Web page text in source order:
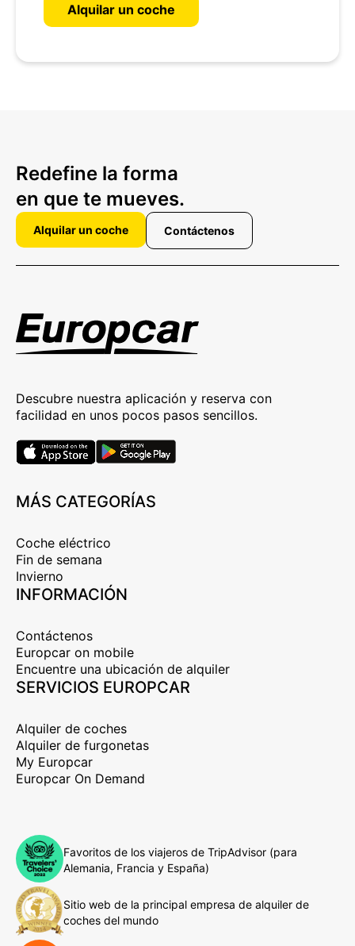
Alquilar un coche
Redefine la forma
en que te mueves.
Alquilar un coche Contáctenos
Descubre nuestra aplicación y reserva con
facilidad en unos pocos pasos sencillos.
MÁS CATEGORÍAS
Coche eléctrico
Fin de semana
Invierno
INFORMACIÓN
Contáctenos
Europcar on mobile
Encuentre una ubicación de alquiler
SERVICIOS EUROPCAR
Alquiler de coches
Alquiler de furgonetas
My Europcar
Europcar On Demand
Favoritos de los viajeros de TripAdvisor (para
Alemania, Francia y España)
Sitio web de la principal empresa de alquiler de
coches del mundo